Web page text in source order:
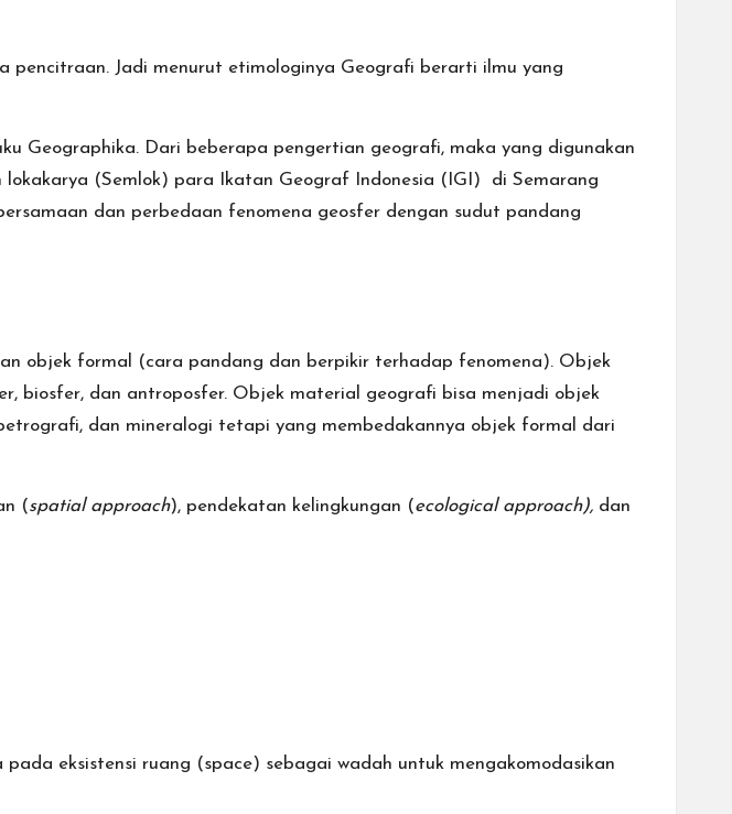
pencitraan. Jadi menurut etimologinya Geografi berarti ilmu yang
Geographika. Dari beberapa pengertian geografi, maka yang digunakan
(Semlok) para Ikatan Geograf Indonesia (IGI) di Semarang
dan perbedaan fenomena geosfer dengan sudut pandang
objek formal (cara pandang dan berpikir terhadap fenomena). Objek
biosfer, dan antroposfer. Objek material geografi bisa menjadi objek
dan mineralogi tetapi yang membedakannya objek formal dari
(spatial approach), pendekatan kelingkungan (ecological approach), dan
eksistensi ruang (space) sebagai wadah untuk mengakomodasikan